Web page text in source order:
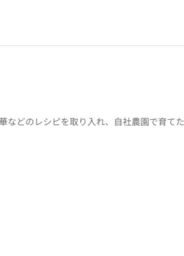
どのレシピを取り入れ、自社農園で育て